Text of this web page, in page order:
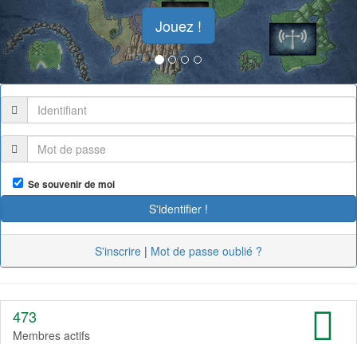
Jouez !
Se souvenir de moi
S'inscrire | Mot de passe oublié ?
473
Membres actifs